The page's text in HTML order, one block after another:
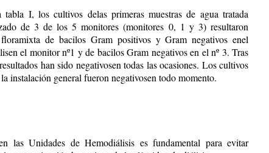
I, los cultivos delas primeras muestras de agua tratada
de 3 de los 5 monitores (monitores 0, 1 y 3) resultaron
de bacilos Gram positivos y Gram negativos enel
el monitor nº1 y de bacilos Gram negativos en el nº 3. Tras
han sido negativosen todas las ocasiones. Los cultivos
instalación general fueron negativosen todo momento.
las Unidades de Hemodiálisis es fundamental para evitar